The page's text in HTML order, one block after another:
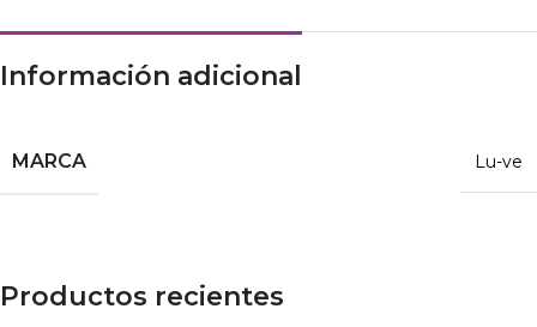
Información adicional
MARCA Lu-ve
Productos recientes